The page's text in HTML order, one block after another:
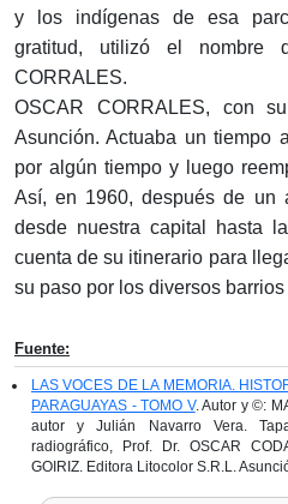
y los indígenas de esa
gratitud, utilizó el nombre
CORRALES.
OSCAR CORRALES, con
Asunción. Actuaba un tiempo
por algún tiempo y luego
Así, en 1960, después de un
desde nuestra capital hasta
cuenta de su itinerario para
su paso por los diversos
Fuente:
LAS VOCES DE LA MEMORIA.
PARAGUAYAS - TOMO V. Autor y ©:
autor y Julián Navarro Vera.
radiográfico, Prof. Dr. OSCAR
GOIRIZ. Editora Litocolor S.R.L.